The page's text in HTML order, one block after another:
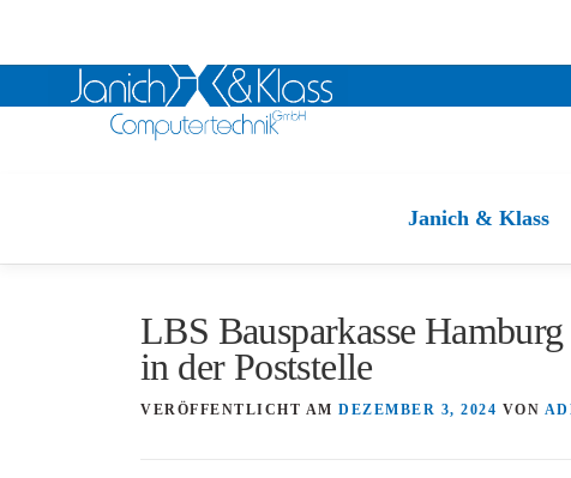
Janich & Klass
LBS Bausparkasse
in der Poststelle
VERÖFFENTLICHT AM DEZEMBER 3, 2024 VON